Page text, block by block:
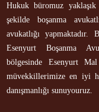
Hukuk büromuz
şekilde boşanma
avukatlığı
Esenyurt Boşanma
bölgesinde Esenyurt Mal
müvekkillerimize en iyi
danışmanlığı sunuyouruz.